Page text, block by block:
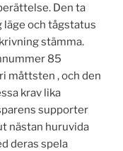
Den ta
och tågstatus
stämma.
85
måttsten , och den
krav lika
supporter
nästan huruvida
deras spela